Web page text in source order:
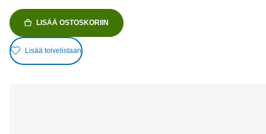
LISÄÄ OSTOSKORIIN
Lisää toivelistaan